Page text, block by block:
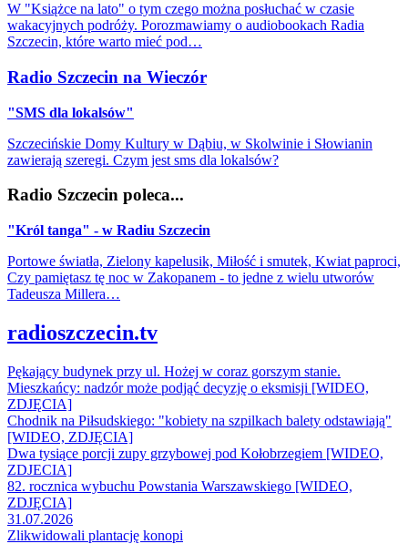
W "Książce na lato" o tym czego można posłuchać w czasie
wakacyjnych podróży. Porozmawiamy o audiobookach Radia
Szczecin, które warto mieć pod…
Radio Szczecin na Wieczór
"SMS dla lokalsów"
Szczecińskie Domy Kultury w Dąbiu, w Skolwinie i Słowianin
zawierają szeregi. Czym jest sms dla lokalsów?
Radio Szczecin poleca...
"Król tanga" - w Radiu Szczecin
Portowe światła, Zielony kapelusik, Miłość i smutek, Kwiat paproci,
Czy pamiętasz tę noc w Zakopanem - to jedne z wielu utworów
Tadeusza Millera…
radioszczecin.tv
Pękający budynek przy ul. Hożej w coraz gorszym stanie.
Mieszkańcy: nadzór może podjąć decyzję o eksmisji [WIDEO,
ZDJĘCIA]
Chodnik na Piłsudskiego: "kobiety na szpilkach balety odstawiają"
[WIDEO, ZDJĘCIA]
Dwa tysiące porcji zupy grzybowej pod Kołobrzegiem [WIDEO,
ZDJECIA]
82. rocznica wybuchu Powstania Warszawskiego [WIDEO,
ZDJĘCIA]
31.07.2026
Zlikwidowali plantację konopi